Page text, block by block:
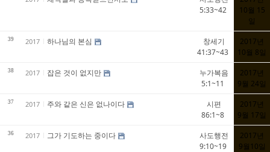
5:33~42
10월 15
일
39 2017 하나님의 본심
창세기
41:37~43
2017년
10월 8일
38 2017 잡은 것이 없지만
누가복음
5:1~11
2017년
9월 24일
37 2017 주와 같은 신은 없나이다
시편
86:1~8
2017년
9월 17일
36 2017 그가 기도하는 중이다
사도행전
9:10~19
2017년
9월10일